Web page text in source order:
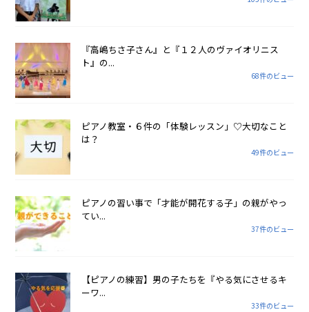
『高嶋ちさ子さん』と『１２人のヴァイオリニス
ト』の...
68件のビュー
ピアノ教室・６件の「体験レッスン」♡大切なこと
は？
49件のビュー
ピアノの習い事で「才能が開花する子」の親がやっ
てい...
37件のビュー
【ピアノの練習】男の子たちを『やる気にさせるキ
ーワ...
33件のビュー